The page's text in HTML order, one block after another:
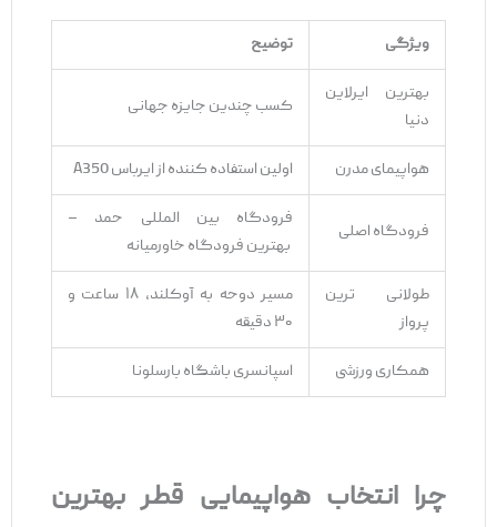
ویژگی توضیح
بهترین ایرلاین
دنیا
کسب چندین جایزه جهانی
هواپیمای مدرن اولین استفاده‌ کننده از ایرباس A350
فرودگاه اصلی
فرودگاه بین ‌المللی حمد –
بهترین فرودگاه خاورمیانه
طولانی‌ ترین
پرواز
مسیر دوحه به آوکلند، ۱۸ ساعت و
۳۰ دقیقه
همکاری ورزشی اسپانسری باشگاه بارسلونا
چرا انتخاب هواپیمایی قطر بهترین